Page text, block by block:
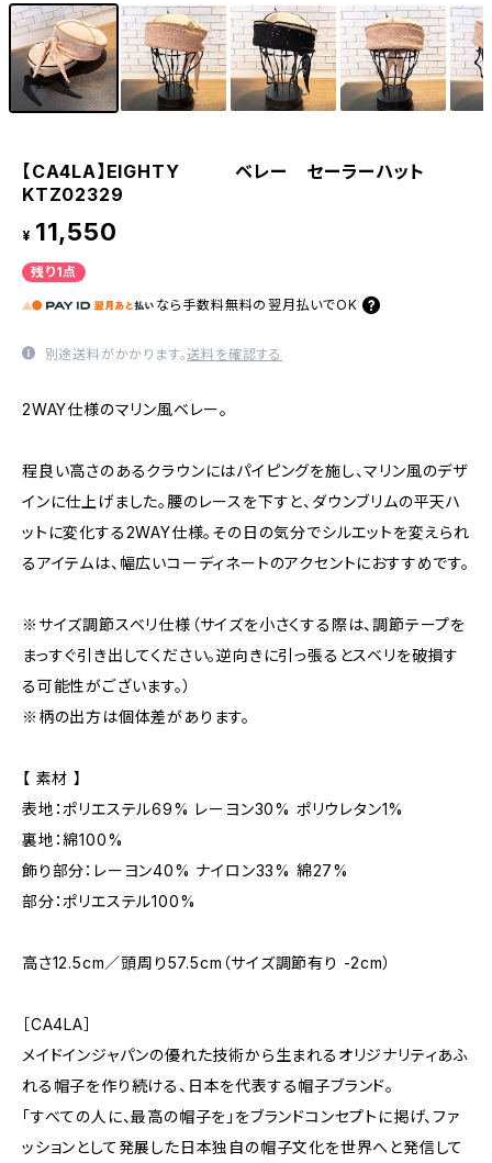
【CA4LA】EIGHTY ベレー セーラーハット
KTZ02329
¥ 11,550
残り1点
なら 手数料無料の 翌月払いでOK
別途送料がかかります。送料を確認する
2WAY仕様のマリン風ベレー。
程良い高さのあるクラウンにはパイピングを施し、マリン風のデザ
インに仕上げました。腰のレースを下すと、ダウンブリムの平天ハ
ットに変化する2WAY仕様。その日の気分でシルエットを変えられ
るアイテムは、幅広いコーディネートのアクセントにおすすめです。
※サイズ調節スベリ仕様（サイズを小さくする際は、調節テープを
まっすぐ引き出してください。逆向きに引っ張るとスベリを破損す
る可能性がございます。）
※柄の出方は個体差があります。
【 素材 】
表地：ポリエステル69% レーヨン30% ポリウレタン1%
裏地：綿100%
飾り部分：レーヨン40% ナイロン33% 綿27%
部分：ポリエステル100%
高さ12.5cm／頭周り57.5cm（サイズ調節有り -2cm）
［CA4LA］
メイドインジャパンの優れた技術から生まれるオリジナリティあふ
れる帽子を作り続ける、日本を代表する帽子ブランド。
「すべての人に、最高の帽子を」をブランドコンセプトに掲げ、ファ
ッションとして発展した日本独自の帽子文化を世界へと発信して